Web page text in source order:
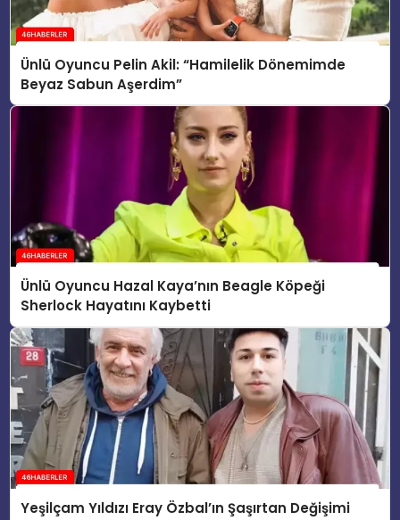
Ünlü Oyuncu Pelin Akil: “Hamilelik Dönemimde
Beyaz Sabun Aşerdim”
Ünlü Oyuncu Hazal Kaya’nın Beagle Köpeği
Sherlock Hayatını Kaybetti
Yeşilçam Yıldızı Eray Özbal’ın Şaşırtan Değişimi